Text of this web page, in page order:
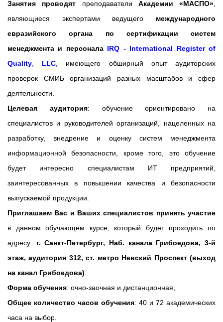
Занятия проводят преподаватели Академии «МАСПО»
являющиеся экспертами ведущего международного
евразийского органа по сертификации систем
менеджмента и персонала IRQ - International Register of
Quality
LLC , имеющего обширный опыт аудиторских
проверок СМИБ организаций разных масштабов и сфер
деятельности.
Целевая аудитория: обучение ориентировано на
специалистов и руководителей организаций, нацеленных на
разработку, внедрение и оценку систем менеджмента
информационной безопасности, кроме того, это обучение
будет интересно специалистам ИТ предприятий,
заинтересованных в повышении качества и безопасности
выпускаемой продукции.
Приглашаем Вас и Ваших специалистов принять участие
в данном обучающем курсе, который будет проходить по
адресу: г. Санкт-Петербург, Наб. канала Грибоедова, 3-й
этаж, аудитория 312, ст. метро Невский Проспект (выход
на канал Грибоедова)
Форма обучения: очно-заочная и дистанционная;
Общее количество часов обучения: 40 и 72 академических
часа на выбор.